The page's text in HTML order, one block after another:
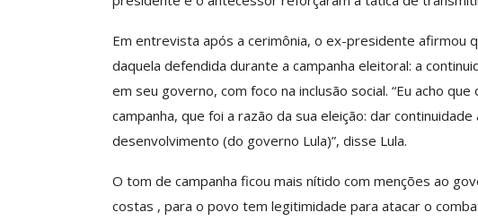
Em entrevista após a cerimônia, o ex-presidente afirmou
daquela defendida durante a campanha eleitoral: a
em seu governo, com foco na inclusão social. “Eu acho
campanha, que foi a razão da sua eleição: dar
desenvolvimento (do governo Lula)”, disse Lula.
O tom de campanha ficou mais nítido com menções ao
costas , para o povo tem legitimidade para atacar o
Idiomas Com Condições…
Comunicacao 29 jun, 2026
IMPRENSA